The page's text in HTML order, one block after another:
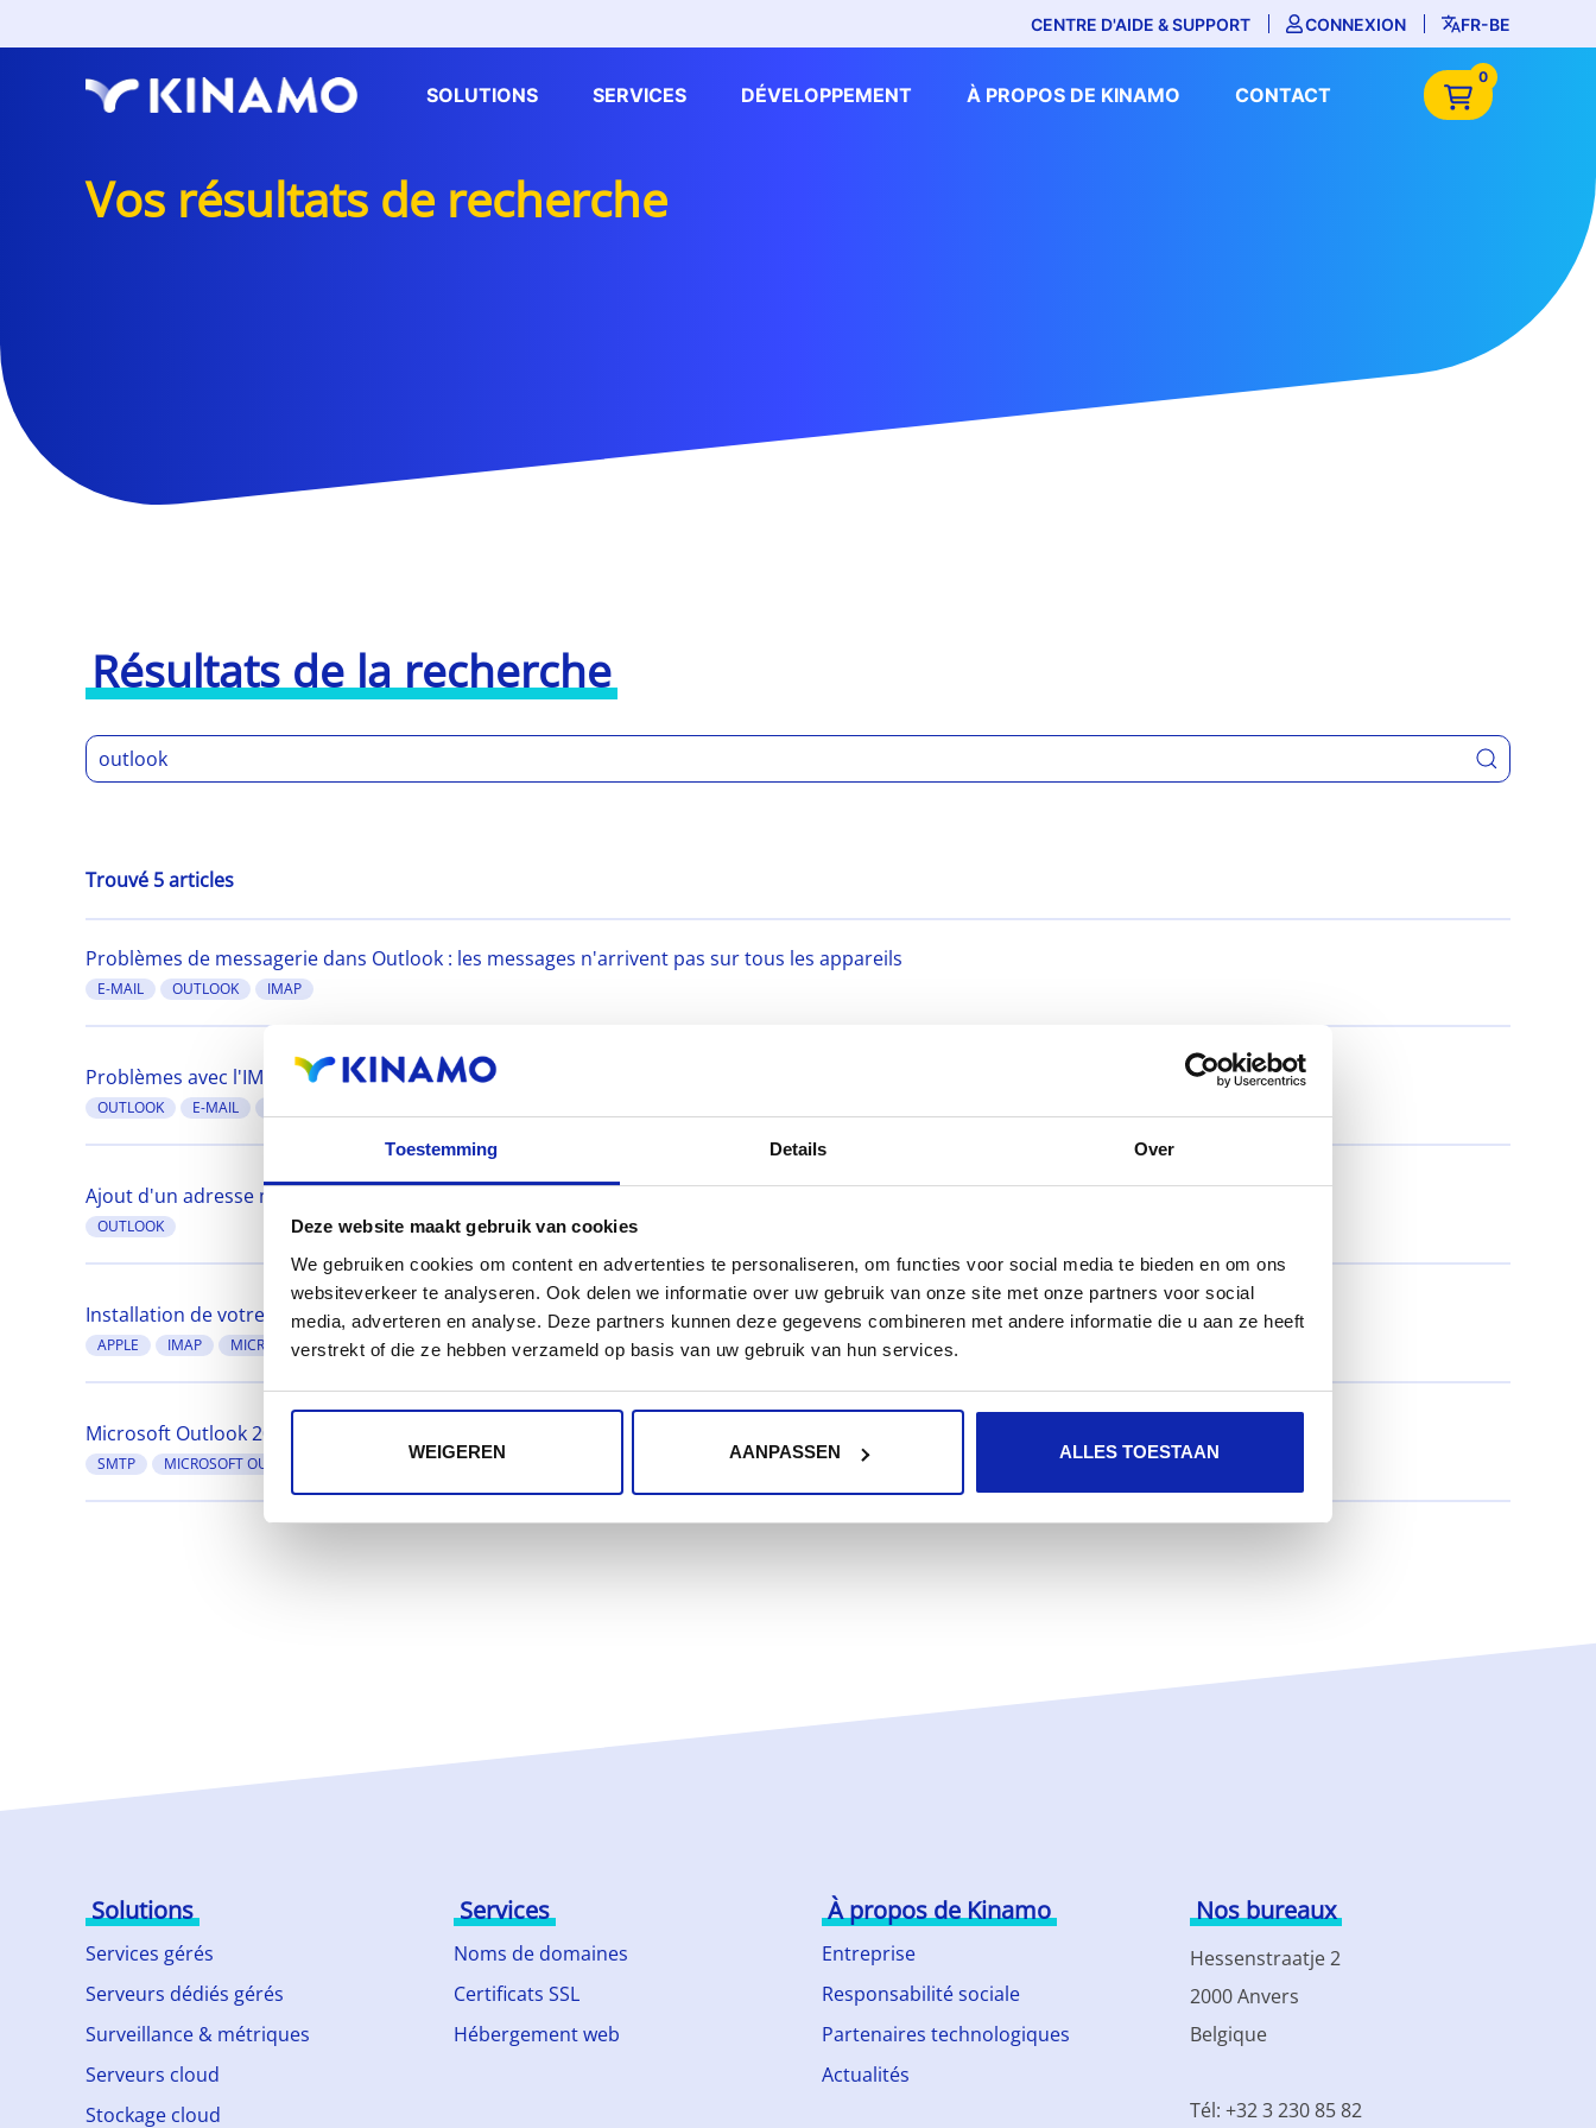
Toestemming Details Over
Deze website maakt gebruik van cookies
We gebruiken cookies om content en advertenties te personaliseren, om functies voor social media te bieden en om ons
websiteverkeer te analyseren. Ook delen we informatie over uw gebruik van onze site met onze partners voor social
media, adverteren en analyse. Deze partners kunnen deze gegevens combineren met andere informatie die u aan ze heeft
verstrekt of die ze hebben verzameld op basis van uw gebruik van hun services.
WEIGEREN AANPASSEN ALLES TOESTAAN
CENTRE D'AIDE & SUPPORT CONNEXION FR-BE
SOLUTIONS SERVICES DÉVELOPPEMENT À PROPOS DE KINAMO CONTACT
0
Vos résultats de recherche
Résultats de la recherche
Trouvé 5 articles
Problèmes de messagerie dans Outlook : les messages n'arrivent pas sur tous les appareils
E-MAIL OUTLOOK IMAP
Problèmes avec l'IMAP dans la nouvelle version d'Outlook
OUTLOOK E-MAIL
Ajout d'un adresse mail à Outlook
OUTLOOK
Installation de votre adresse e-mail dans Outlook 2011 pour Mac
APPLE IMAP MICROSOFT OUTLOOK 2013 OUTLOOK 2011 POP3 SMTP
Microsoft Outlook 2013: configuration du serveur sortant (SMTP) de Kinamo
SMTP MICROSOFT OUTLOOK 2013
Solutions
Services gérés
Serveurs dédiés gérés
Surveillance & métriques
Serveurs cloud
Stockage cloud
Services
Noms de domaines
Certificats SSL
Hébergement web
À propos de Kinamo
Entreprise
Responsabilité sociale
Partenaires technologiques
Actualités
Nos bureaux
Hessenstraatje 2
2000 Anvers
Belgique
Tél: +32 3 230 85 82